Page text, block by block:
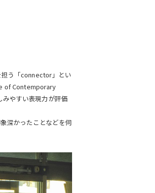
う「connector」とい
of Contemporary
やすい表現力が評価
深かったことなどを伺